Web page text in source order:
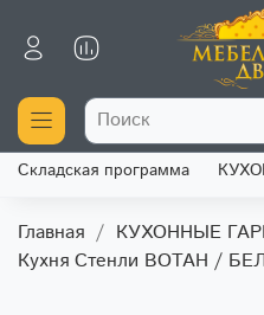
Складская программа
Главная КУХОННЫЕ
Кухня Стенли ВОТАН /